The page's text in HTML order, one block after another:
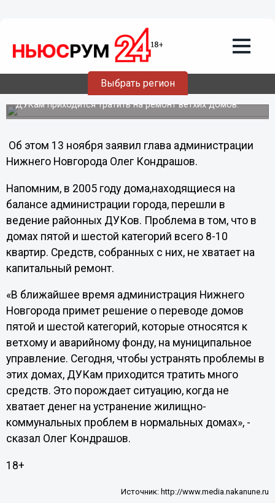
Выбрать регион
Дома ветхого и аварийного фонда в
Нижнем Новгороде скоро переведут на
баланс муниципалитета
Это связано с большим объемом средств, которые
ДУКам приходится тратить на ремонт ветхих домов.
Об этом 13 ноября заявил глава администрации
Нижнего Новгорода Олег Кондрашов.
Напомним, в 2005 году дома,находящиеся на
балансе администрации города, перешли в
ведение районных ДУКов. Проблема в том, что в
домах пятой и шестой категорий всего 8-10
квартир. Средств, собранных с них, не хватает на
капитальный ремонт.
«В ближайшее время администрация Нижнего
Новгорода примет решение о переводе домов
пятой и шестой категорий, которые относятся к
ветхому и аварийному фонду, на муниципальное
управление. Сегодня, чтобы устранять проблемы в
этих домах, ДУКам приходится тратить много
средств. Это порождает ситуацию, когда не
хватает денег на устранение жилищно-
коммунальных проблем в нормальных домах», -
сказал Олег Кондрашов.
18+
Источник: http://www.media.nakanune.ru